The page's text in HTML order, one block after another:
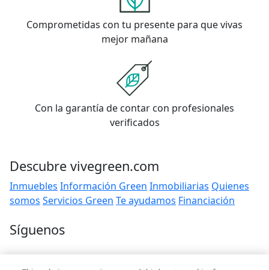
Comprometidas con tu presente para que vivas
mejor mañana
Con la garantía de contar con profesionales
verificados
Descubre vivegreen.com
Inmuebles Información Green Inmobiliarias Quienes
somos Servicios Green Te ayudamos Financiación
Síguenos
Contacto